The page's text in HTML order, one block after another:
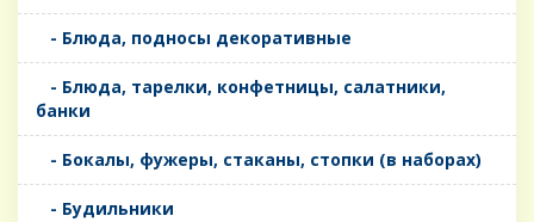
- Блюда, подносы декоративные
- Блюда, тарелки, конфетницы, салатники,
банки
- Бокалы, фужеры, стаканы, стопки (в наборах)
- Будильники